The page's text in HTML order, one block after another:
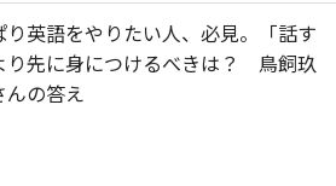
り英語をやりたい人、必見。「話す
り先に身につけるべきは？ 鳥飼玖
んの答え